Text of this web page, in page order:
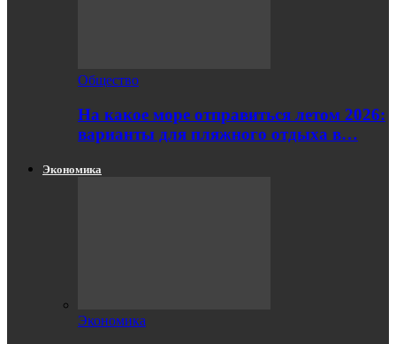
Общество
На какое море отправиться летом 2026:
варианты для пляжного отдыха в…
Экономика
Экономика